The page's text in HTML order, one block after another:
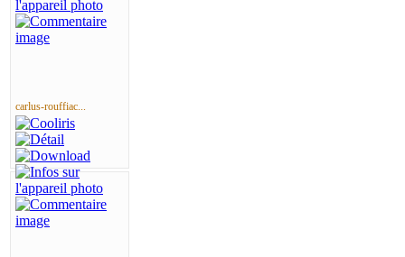
carlus-rouffiac...